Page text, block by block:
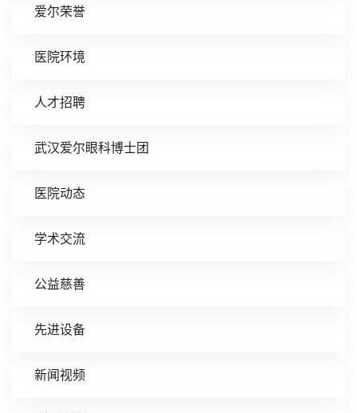
爱尔荣誉
医院环境
人才招聘
武汉爱尔眼科博士团
医院动态
学术交流
公益慈善
先进设备
新闻视频